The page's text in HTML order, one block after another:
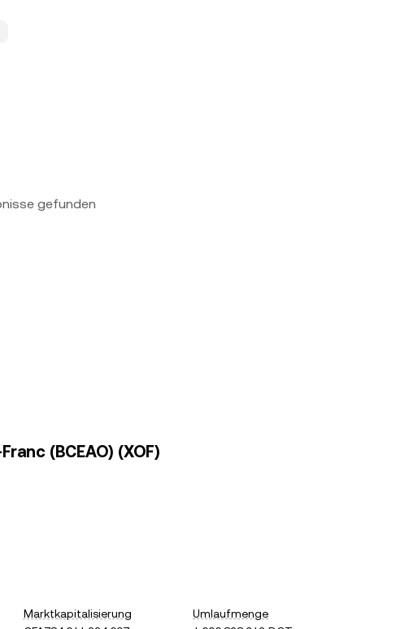
gefunden
(BCEAO) (XOF)
Marktkapitalisierung
Umlaufmenge